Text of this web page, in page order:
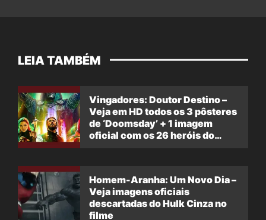
LEIA TAMBÉM
Vingadores: Doutor Destino –
Veja em HD todos os 3 pôsteres
de ‘Doomsday’ + 1 imagem
oficial com os 26 heróis do
Homem-Aranha: Um Novo Dia –
Veja imagens oficiais
descartadas do Hulk Cinza no
filme